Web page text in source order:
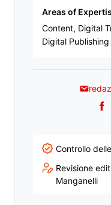
Areas of
Content, Digital
Digital Publishing
Controllo
Revisione
Manganelli